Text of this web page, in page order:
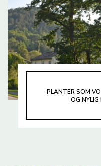
PLANTER SOM
OG